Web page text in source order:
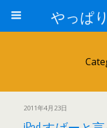
やっぱ
2011年4月23日